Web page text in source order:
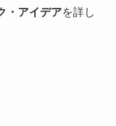
・アイデアを詳し